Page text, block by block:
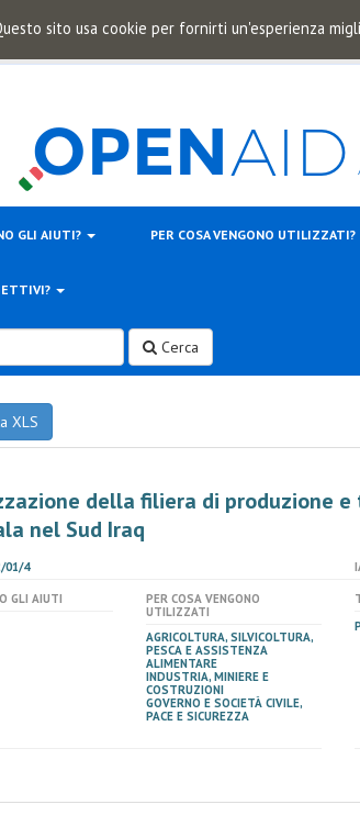
sito usa cookie per fornirti un'esperienza
GLI AIUTI? PER COSA VENGONO UTILIZZATI?
Cerca
XLS
della filiera di produzione
nel Sud Iraq
01/4
GLI AIUTI
PER COSA VENGONO
UTILIZZATI
AGRICOLTURA, SILVICOLTURA,
PESCA E ASSISTENZA
ALIMENTARE
INDUSTRIA, MINIERE E
COSTRUZIONI
GOVERNO E SOCIETÀ CIVILE,
PACE E SICUREZZA